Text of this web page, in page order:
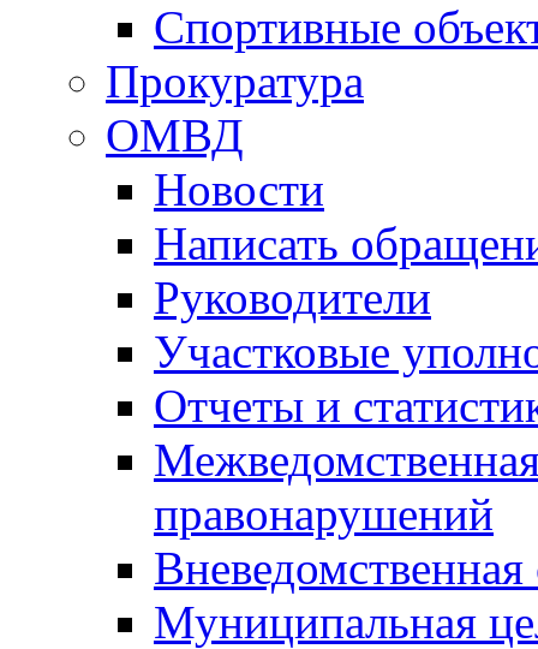
Спортивные
Прокуратура
ОМВД
Новости
Написать
Руководители
Участковые
Отчеты и
правонарушений
Вневедомственная
Муниципальная